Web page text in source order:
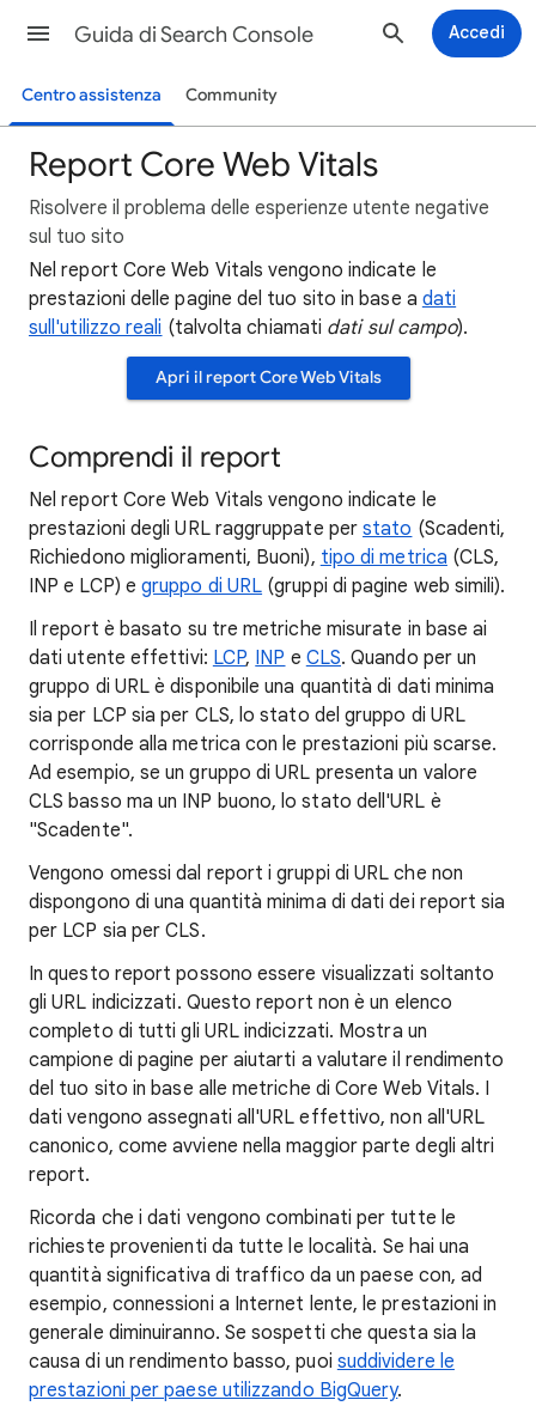
Guida di Search Console Accedi
Centro assistenza Community
Report Core Web Vitals
Risolvere il problema delle esperienze utente negative
sul tuo sito
Nel report Core Web Vitals vengono indicate le
prestazioni delle pagine del tuo sito in base a dati
sull'utilizzo reali (talvolta chiamati dati sul campo).
Apri il report Core Web Vitals
Comprendi il report
Nel report Core Web Vitals vengono indicate le
prestazioni degli URL raggruppate perstato (Scadenti,
Richiedono miglioramenti, Buoni), tipo di metrica (CLS,
INP e LCP) egruppo di URL (gruppi di pagine web simili).
Il report è basato su tre metriche misurate in base ai
dati utente effettivi: LCP, INP e CLS. Quando per un
gruppo di URL è disponibile una quantità di dati minima
sia per LCP sia per CLS, lo stato del gruppo di URL
corrisponde alla metrica con le prestazioni più scarse.
Ad esempio, se un gruppo di URL presenta un valore
CLS basso ma un INP buono, lo stato dell'URL è
"Scadente".
Vengono omessi dal report i gruppi di URL che non
dispongono di una quantità minima di dati dei report sia
per LCP sia per CLS.
In questo report possono essere visualizzati soltanto
gli URL indicizzati. Questo report non è un elenco
completo di tutti gli URL indicizzati. Mostra un
campione di pagine per aiutarti a valutare il rendimento
del tuo sito in base alle metriche di Core Web Vitals. I
dati vengono assegnati all'URL effettivo, non all'URL
canonico, come avviene nella maggior parte degli altri
report.
Ricorda che i dati vengono combinati per tutte le
richieste provenienti da tutte le località. Se hai una
quantità significativa di traffico da un paese con, ad
esempio, connessioni a Internet lente, le prestazioni in
generale diminuiranno. Se sospetti che questa sia la
causa di un rendimento basso, puoi suddividere le
prestazioni per paese utilizzando BigQuery.